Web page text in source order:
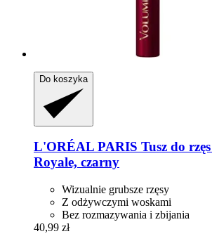
Do koszyka
L'ORÉAL PARIS Tusz do
Royale, czarny
Wizualnie grubsze rzęsy
Z odżywczymi woskami
Bez rozmazywania i zbijania
40,99 zł